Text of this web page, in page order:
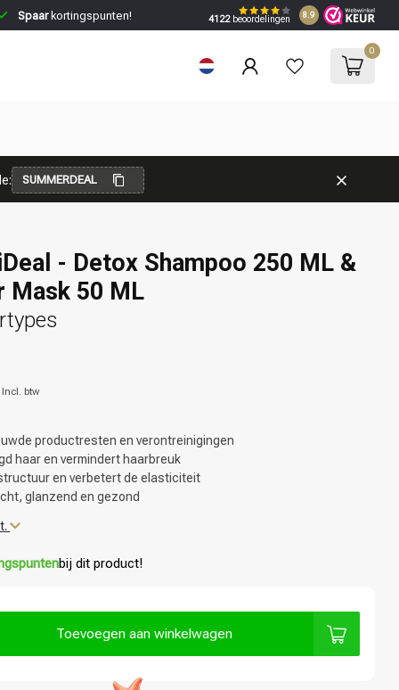
Spaarkortingspunten! 4122beoordelingen 8.9
0
SUMMERDEAL
- Detox Shampoo 250 ML &
Mask 50 ML
Incl. btw
productresten en verontreinigingen
haar en vermindert haarbreuk
en verbetert de elasticiteit
glanzend en gezond
bij dit product!
Toevoegen aan winkelwagen